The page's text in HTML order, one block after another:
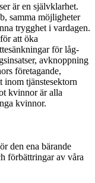
är en självklarhet.
samma möjligheter
trygghet i vardagen.
att öka
för låg-
avknoppning
företagande,
inom tjänstesektorn
kvinnor är alla
kvinnor.
den ena bärande
förbättringar av våra